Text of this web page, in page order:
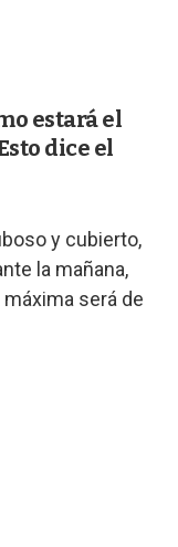
estará el
dice el
y cubierto,
la mañana,
máxima será de